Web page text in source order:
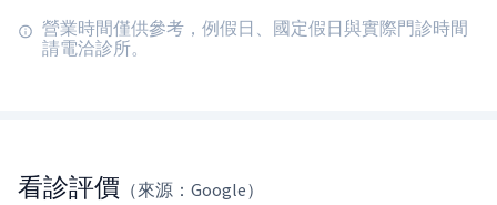
營業時間僅供參考，例假日、國定假日與實際門診時間
請電洽診所。
看診評價 （來源：Google）